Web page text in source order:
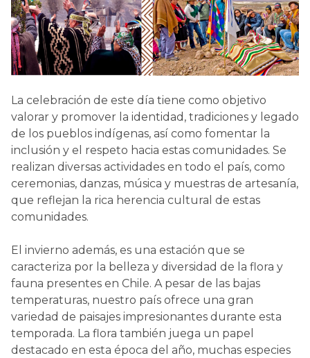
La celebración de este día tiene como objetivo
valorar y promover la identidad, tradiciones y legado
de los pueblos indígenas, así como fomentar la
inclusión y el respeto hacia estas comunidades. Se
realizan diversas actividades en todo el país, como
ceremonias, danzas, música y muestras de artesanía,
que reflejan la rica herencia cultural de estas
comunidades.
El invierno además, es una estación que se
caracteriza por la belleza y diversidad de la flora y
fauna presentes en Chile. A pesar de las bajas
temperaturas, nuestro país ofrece una gran
variedad de paisajes impresionantes durante esta
temporada. La flora también juega un papel
destacado en esta época del año, muchas especies